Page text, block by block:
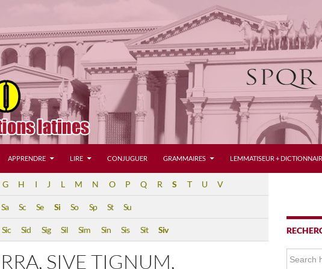
APPRENDRE LIRE CONJUGUER GRAMMAIRES LEMMATISEUR +
G H I J L M N O P Q R S T U V
Sa Sc Se Si So Sp St Su
Sic Sid Sig Sil Sim Sin Sis Sit Siv
SIVE TIGNUM,
Search
for: